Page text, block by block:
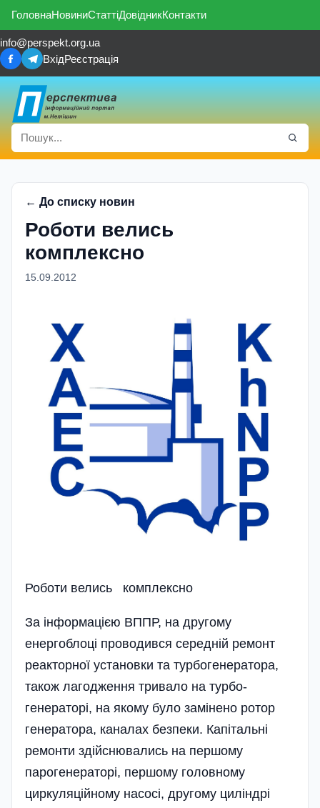
ГоловнаНовиниСтаттіДовідникКонтакти
info@perspekt.org.ua
ВхідРеєстрація
← До списку новин
Роботи велись
комплексно
15.09.2012
Роботи велись комплексно
За інформацією ВППР, на другому
енергоблоці проводився середній ремонт
реакторної установки та турбогенератора,
також лагодження тривало на турбо­
генераторі, на якому було замінено ротор
генератора, каналах безпеки. Капітальні
ремонти здійснювались на першому
парогенераторі, першому головному
циркуляційному насосі, другому циліндрі